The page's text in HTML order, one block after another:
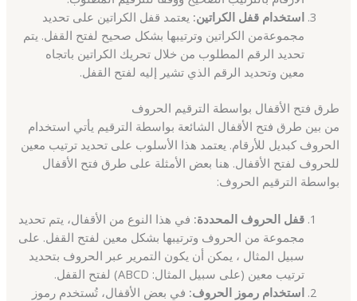
استخدام قفل الكراتين: يعتمد قفل الكراتين على تحديد
مجموعةمن الكراتين وترتيبها بشكل صحيح لفتح القفل. يتم
تحديد الرقم المطلوب من خلال تحريك الكراتين باتجاه
معين وتحديد الرقم الذي تشير إليه لفتح القفل.
طرق فتح الأقفال بواسطة الترقيم الحروف
من بين طرق فتح الأقفال الشائعة بواسطة الترقيم يأتي استخدام
الحروف كبديل للأرقام. يعتمد هذا الأسلوب على تحديد ترتيب معين
للحروف لفتح الأقفال. هنا بعض الأمثلة على طرق فتح الأقفال
بواسطة الترقيم الحروف:
قفل الحروف المحددة: في هذا النوع من الأقفال، يتم تحديد
مجموعة من الحروف وترتيبها بشكل معين لفتح القفل. على
سبيل المثال ، يمكن أن يكون التمرير عبر الحروف بتحديد
ترتيب معين (على سبيل المثال: ABCD) لفتح القفل.
استخدام رموز الحروف: في بعض الأقفال، تُستخدم رموز